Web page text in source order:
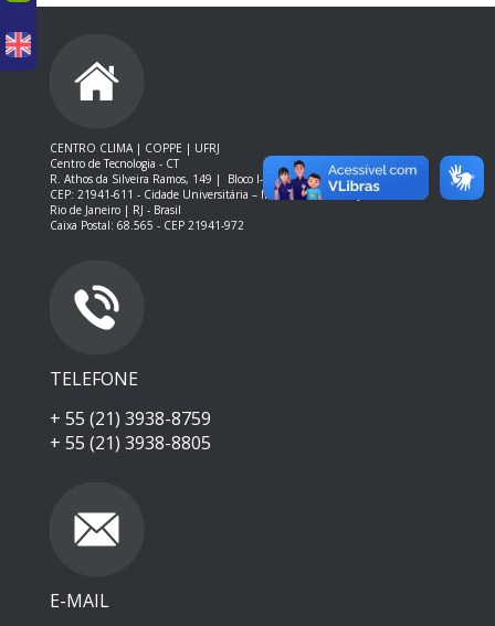
CENTRO CLIMA | COPPE | UFRJ
Centro de Tecnologia - CT
R. Athos da Silveira Ramos, 149 |
Bloco I-200, Sala 208
CEP: 21941-611 - Cidade Universitária – Ilha do Fundão – RJ
Rio de Janeiro | RJ - Brasil
Caixa Postal: 68.565 - CEP 21941-972
TELEFONE
+ 55 (21) 3938-8759
+ 55 (21) 3938-8805
E-MAIL